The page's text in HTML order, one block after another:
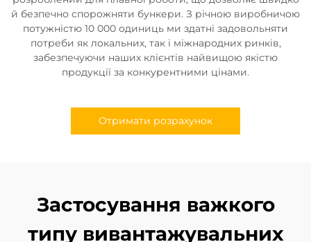
й безпечно спорожняти бункери. З річною виробничою
потужністю 10 000 одиниць ми здатні задовольняти
потреби як локальних, так і міжнародних ринків,
забезпечуючи наших клієнтів найвищою якістю
продукції за конкурентними цінами.
Отримати розрахунок
Застосування важкого
типу вивантажувальних